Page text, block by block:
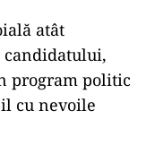
atât
candidatului,
program politic
cu nevoile